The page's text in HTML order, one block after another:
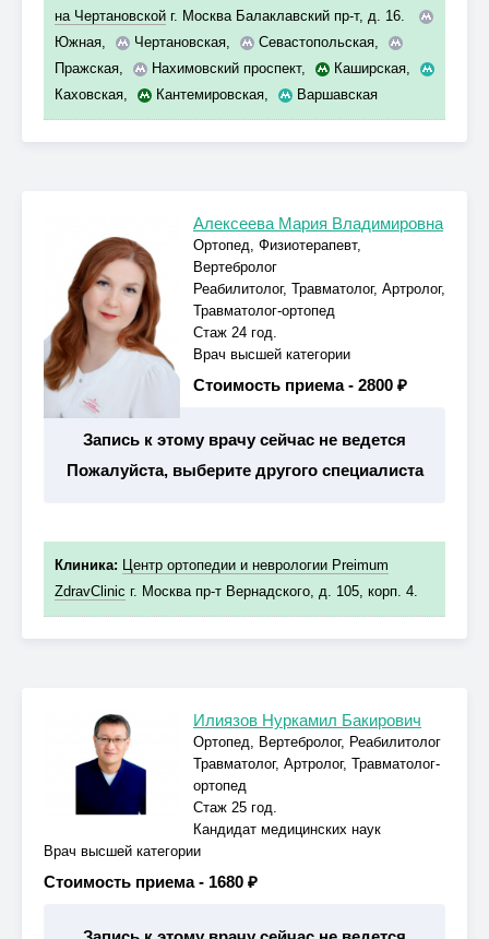
на Чертановской г. Москва Балаклавский пр-т, д. 16.
Южная, Чертановская, Севастопольская,
Пражская, Нахимовский проспект, Каширская,
Каховская, Кантемировская, Варшавская
Алексеева Мария Владимировна
Ортопед, Физиотерапевт,
Вертебролог
Реабилитолог, Травматолог, Артролог,
Травматолог-ортопед
Стаж 24 год.
Врач высшей категории
Стоимость приема - 2800 ₽
Запись к этому врачу сейчас не ведется
Пожалуйста, выберите другого специалиста
Клиника: Центр ортопедии и неврологии Preimum
ZdravClinic г. Москва пр-т Вернадского, д. 105, корп. 4.
Илиязов Нуркамил Бакирович
Ортопед, Вертебролог, Реабилитолог
Травматолог, Артролог, Травматолог-
ортопед
Стаж 25 год.
Кандидат медицинских наук
Врач высшей категории
Стоимость приема - 1680 ₽